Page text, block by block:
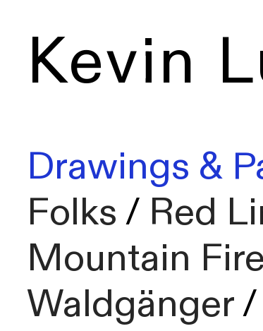
Kevin
Drawings &
Folks/ Red
Mountain Fire
Waldgänger/